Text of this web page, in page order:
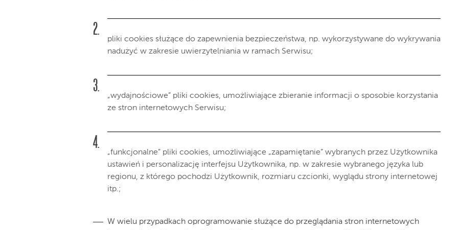
pliki cookies służące do zapewnienia bezpieczeństwa, np. wykorzystywane do wykrywania
nadużyć w zakresie uwierzytelniania w ramach Serwisu;
„wydajnościowe” pliki cookies, umożliwiające zbieranie informacji o sposobie korzystania
ze stron internetowych Serwisu;
„funkcjonalne” pliki cookies, umożliwiające „zapamiętanie” wybranych przez Użytkownika
ustawień i personalizację interfejsu Użytkownika, np. w zakresie wybranego języka lub
regionu, z którego pochodzi Użytkownik, rozmiaru czcionki, wyglądu strony internetowej
itp.;
W wielu przypadkach oprogramowanie służące do przeglądania stron internetowych